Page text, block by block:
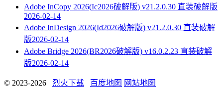
Adobe InCopy 2026(Ic2026破解版) v21.2.0.30 直装破解版
2026-02-14
Adobe InDesign 2026(Id2026破解版) v21.2.0.30 直装破解
版2026-02-14
Adobe Bridge 2026(BR2026破解版) v16.0.2.23 直装破解
版2026-02-14
© 2023-2026 烈火下载 百度地图 网站地图